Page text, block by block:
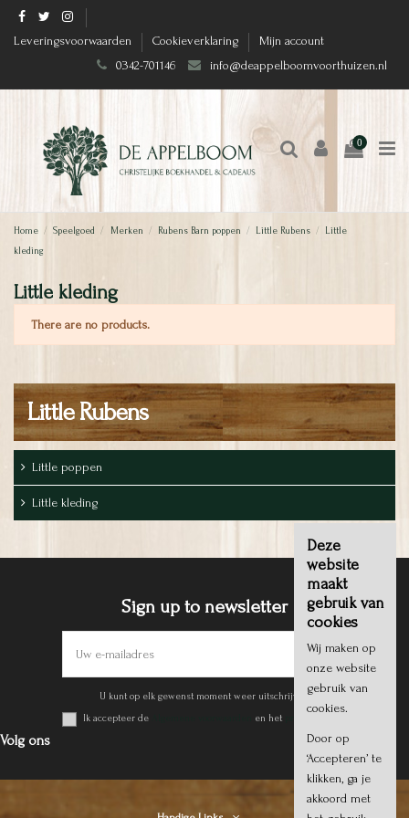
Leveringsvoorwaarden Cookieverklaring
Mijn account
0342-701146
info@deappelboomvoorthuizen.nl
0
Home Speelgoed Merken Rubens Barn poppen Little Rubens
Little
kleding
Little kleding
There are no products.
Little Rubens
Little poppen
Little kleding
Sign up to newsletter
U kunt op elk gewenst moment weer uitschrijven.
Ik accepteer de
en het
Volg ons
Deze
website
maakt
gebruik van
cookies
Wij maken op
onze website
gebruik van
cookies.
Door op
‘Accepteren’ te
klikken, ga je
akkoord met